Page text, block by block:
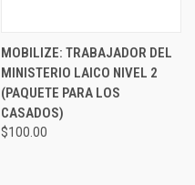
MOBILIZE: TRABAJADOR DEL
MINISTERIO LAICO NIVEL 2
(PAQUETE PARA LOS
CASADOS)
$100.00